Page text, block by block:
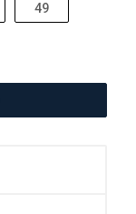
49